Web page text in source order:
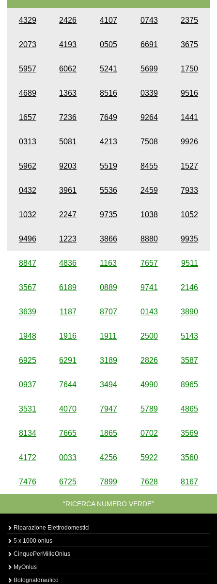
4329 2426 4107 0743 2375
2073 4193 0505 6691 3675
5957 6062 5241 5699 1750
4689 1363 8516 0339 9516
1657 7236 7649 9264 1441
0313 5081 4213 7508 9926
5962 9203 5519 8455 1527
0432 3961 5536 2459 7933
1032 2247 9735 1038 1052
9496 1223 3866 8880 9935
8847 4836 1163 7657 9511
3567 6189 0889 9741 2146
3639 1187 8707 0143 3890
1948 1916 1911 2500 5143
6925 6291 3189 2826 3587
0937 7644 3494 4990 8965
3531 4070 7947 5789 4865
8134 7665 1865 0702 3569
4172 0033 4256 5922 3560
7476 6725 7899 7628 8167
“RICERCA NUMERO VERDE”
Riparazione Elettrodomestici
5 x 1000 onlus
CinquePerMilleOnlus
MyOnlus
BolognaIdraulico